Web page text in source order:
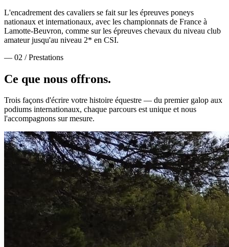
L'encadrement des cavaliers se fait sur les épreuves poneys
nationaux et internationaux, avec les championnats de France à
Lamotte-Beuvron, comme sur les épreuves chevaux du niveau club
amateur jusqu'au niveau 2* en CSI.
— 02 / Prestations
Ce que nous offrons.
Trois façons d'écrire votre histoire équestre — du premier galop aux
podiums internationaux, chaque parcours est unique et nous
l'accompagnons sur mesure.